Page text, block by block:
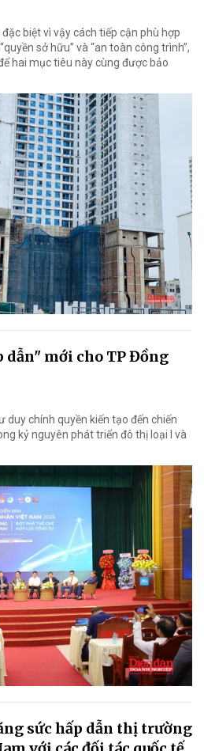
biệt vì vậy cách tiếp cận phù hợp
sở hữu” và “an toàn công trình”,
hai mục tiêu này cùng được bảo
mới cho TP Đồng
duy chính quyền kiến tạo đến chiến
kỷ nguyên phát triển đô thị loại I và
sức hấp dẫn thị trường